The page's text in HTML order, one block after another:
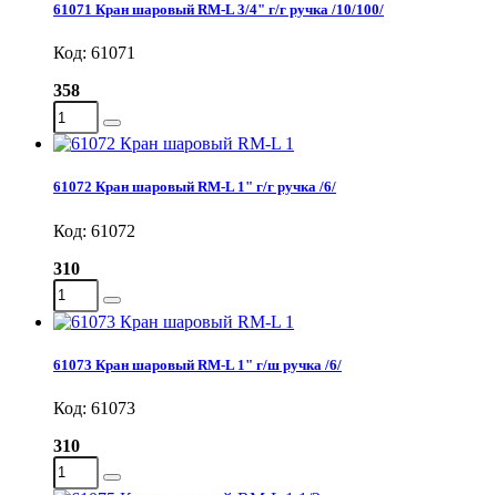
61071 Кран шаровый RM-L 3/4" г/г ручка /10/100/
Код: 61071
358
61072 Кран шаровый RM-L 1" г/г ручка /6/
Код: 61072
310
61073 Кран шаровый RM-L 1" г/ш ручка /6/
Код: 61073
310